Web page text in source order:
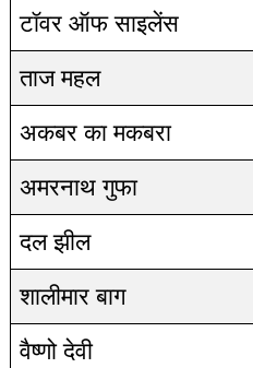
टॉवर ऑफ साइलेंस
ताज महल
अकबर का मकबरा
अमरनाथ गुफा
दल झील
शालीमार बाग
वैष्णो देवी